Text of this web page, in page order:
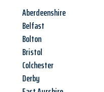
Aberdeenshire
Belfast
Bolton
Bristol
Colchester
Derby